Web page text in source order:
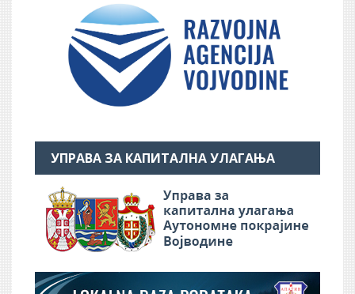
УПРАВА ЗА КАПИТАЛНА УЛАГАЊА